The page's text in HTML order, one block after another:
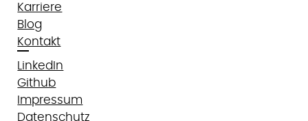
Karriere
Blog
Kontakt
LinkedIn
Github
Impressum
Datenschutz